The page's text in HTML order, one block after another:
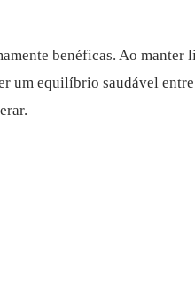
benéficas. Ao
um equilíbrio saudável